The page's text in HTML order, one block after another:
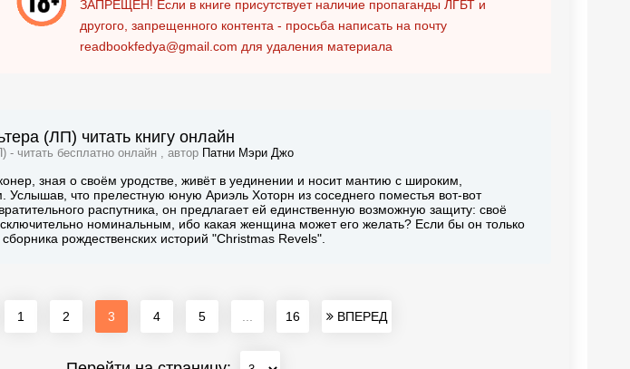
ЗАПРЕЩЕН! Если в книге присутствует наличие пропаганды ЛГБТ и
другого, запрещенного контента - просьба написать на почту
readbookfedya@gmail.com для удаления материала
(ЛП) читать книгу онлайн
читать бесплатно онлайн , автор Патни Мэри Джо
зная о своём уродстве, живёт в уединении и носит мантию с широким,
что прелестную юную Ариэль Хоторн из соседнего поместья вот-вот
распутника, он предлагает ей единственную возможную защиту: своё
номинальным, ибо какая женщина может его желать? Если бы он только
рождественских историй "Christmas Revels".
1 2 3 4 5 16 ВПЕРЕД